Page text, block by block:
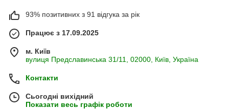
93% позитивних з 91 відгука за рік
Працює з 17.09.2025
м. Київ
вулиця Предславинська 31/11, 02000, Київ, Україна
Контакти
Сьогодні вихідний
Показати весь графік роботи